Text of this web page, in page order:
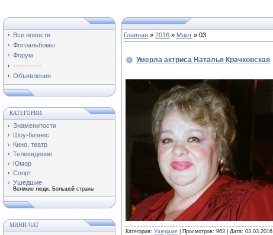
Все новости
Фотоальбомы
Форум
------------
Объявления
КАТЕГОРИИ
Знаменитости
Шоу-бизнес
Кино, театр
Телевидение
Юмор
Спорт
Ушедшие
Великие люди, Большой страны
МИНИ-ЧАТ
Главная » 2016 » Март » 03
Умерла актриса Наталья Крачковская
Категория: Ушедшие | Просмотров: 963 | Дата: 03.03.2016